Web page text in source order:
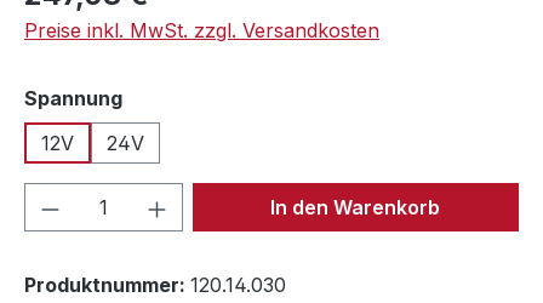
Preise inkl. MwSt. zzgl. Versandkosten
Spannungauswählen
12V
24V
Produkt Anzahl: Gib denIn den Warenkorb
Produktnummer: 120.14.030